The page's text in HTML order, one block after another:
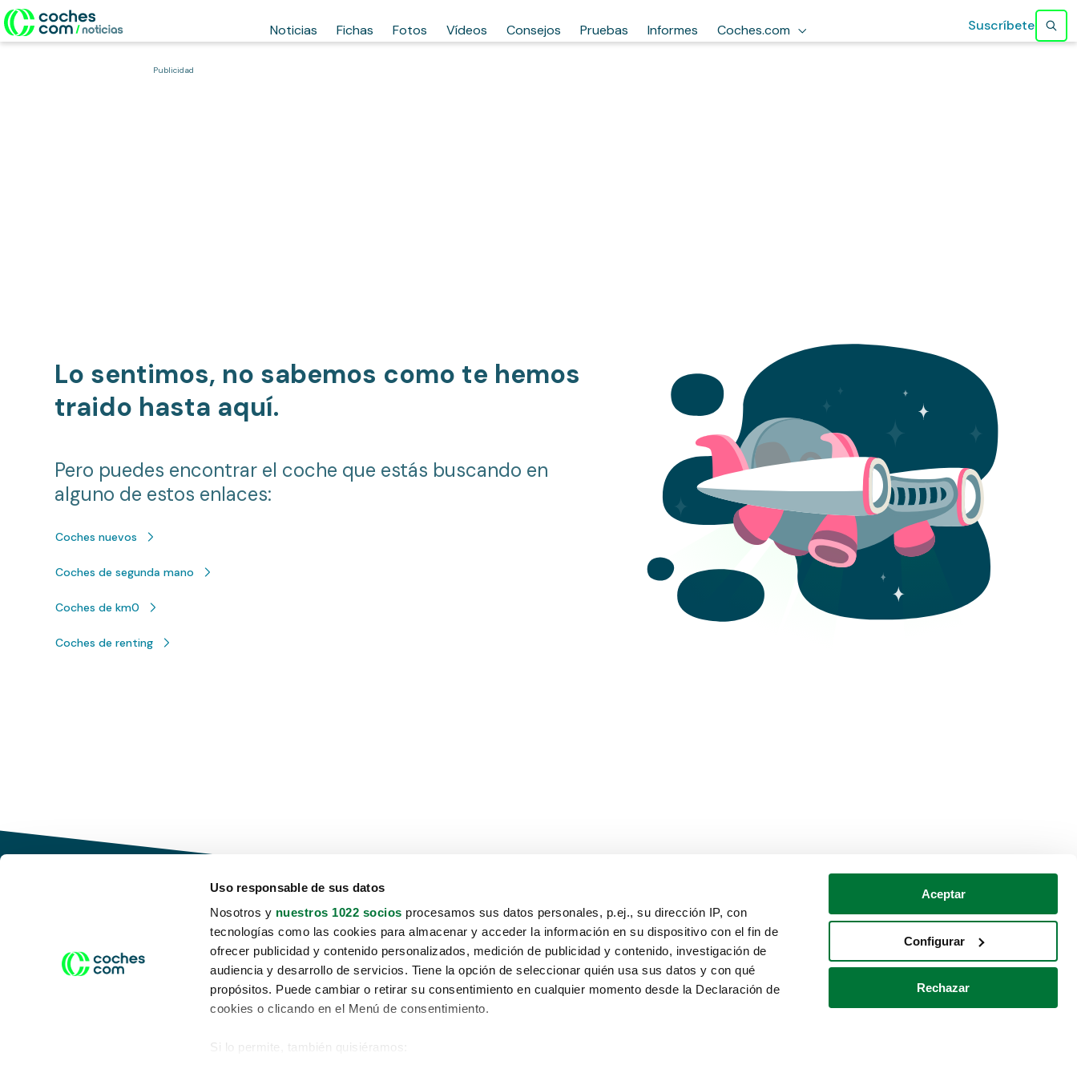
Uso responsable de sus datos
Nosotros y nuestros 1022 socios procesamos sus datos personales, p.ej., su dirección IP, con
tecnologías como las cookies para almacenar y acceder la información en su dispositivo con el fin de
ofrecer publicidad y contenido personalizados, medición de publicidad y contenido, investigación de
audiencia y desarrollo de servicios. Tiene la opción de seleccionar quién usa sus datos y con qué
propósitos. Puede cambiar o retirar su consentimiento en cualquier momento desde la Declaración de
cookies o clicando en el Menú de consentimiento.
Si lo permite, también quisiéramos:
Aceptar
Configurar
Rechazar
Noticias Fichas Fotos Vídeos Consejos Pruebas Informes Coches.com Suscríbete
Publicidad
Lo sentimos, no sabemos como te hemos
traido hasta aquí.
Pero puedes encontrar el coche que estás buscando en
alguno de estos enlaces:
Coches nuevos
Coches de segunda mano
Coches de km0
Coches de renting
Conduce tu futuro,
desata tu movilidad